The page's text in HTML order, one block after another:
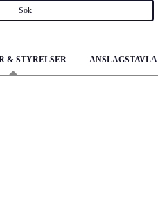
& STYRELSER ANSLAGSTAVLA